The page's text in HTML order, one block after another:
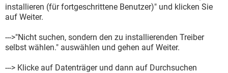
installieren (für fortgeschrittene Benutzer)" und klicken Sie
auf Weiter.
--->"Nicht suchen, sondern den zu installierenden Treiber
selbst wählen." auswählen und gehen auf Weiter.
---> Klicke auf Datenträger und dann auf Durchsuchen